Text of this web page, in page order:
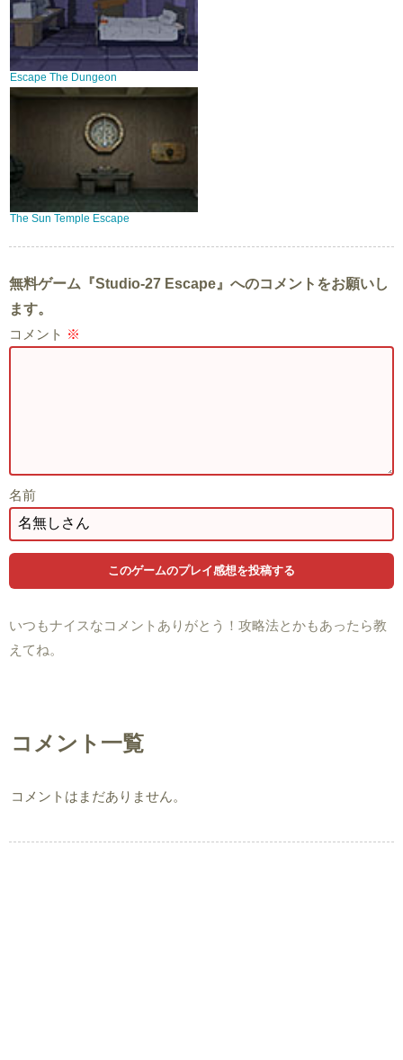
Escape The Dungeon
The Sun Temple Escape
無料ゲーム『Studio-27 Escape』へのコメントをお願いし
ます。
コメント ※
名前
いつもナイスなコメントありがとう！攻略法とかもあったら教
えてね。
コメント一覧
コメントはまだありません。